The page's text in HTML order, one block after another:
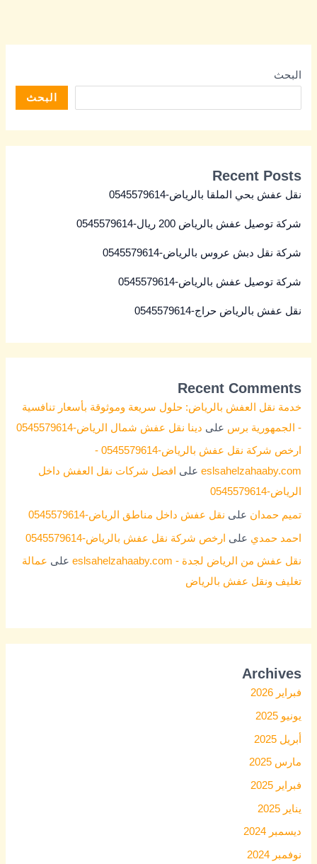
البحث
البحث
Recent Posts
نقل عفش بحي الملقا بالرياض-0545579614
شركة توصيل عفش بالرياض 200 ريال-0545579614
شركة نقل دبش عروس بالرياض-0545579614
شركة توصيل عفش بالرياض-0545579614
نقل عفش بالرياض حراج-0545579614
Recent Comments
خدمة نقل العفش بالرياض: حلول سريعة وموثوقة بأسعار تنافسية
- الجمهورية برس على دينا نقل عفش شمال الرياض-0545579614
ارخص شركة نقل عفش بالرياض-0545579614 -
eslsahelzahaaby.com على
افضل شركات نقل العفش داخل
الرياض-0545579614
تميم حمدان على نقل عفش داخل مناطق الرياض-0545579614
احمد حمدي على ارخص شركة نقل عفش بالرياض-0545579614
نقل عفش من الرياض لجدة - eslsahelzahaaby.com على عمالة
تغليف ونقل عفش بالرياض
Archives
فبراير 2026
يونيو 2025
أبريل 2025
مارس 2025
فبراير 2025
يناير 2025
ديسمبر 2024
نوفمبر 2024